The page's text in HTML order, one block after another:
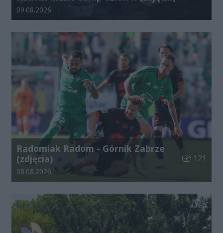
Data dodania galerii:
09.08.2026
Radomiak Radom - Górnik Zabrze
(zdjęcia)
Liczba
121
Data dodania galerii:
08.08.2026